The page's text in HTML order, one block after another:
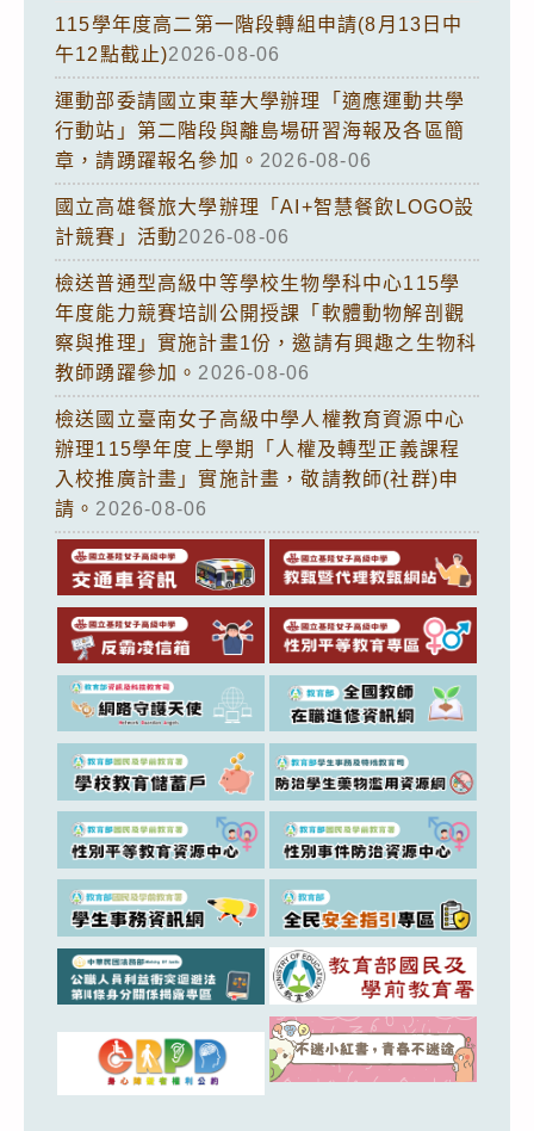
115學年度高二第一階段轉組申請(8月13日中
午12點截止)2026-08-06
運動部委請國立東華大學辦理「適應運動共學
行動站」第二階段與離島場研習海報及各區簡
章，請踴躍報名參加。 2026-08-06
國立高雄餐旅大學辦理「AI+智慧餐飲LOGO設
計競賽」活動2026-08-06
檢送普通型高級中等學校生物學科中心115學
年度能力競賽培訓公開授課「軟體動物解剖觀
察與推理」實施計畫1份，邀請有興趣之生物科
教師踴躍參加。 2026-08-06
檢送國立臺南女子高級中學人權教育資源中心
辦理115學年度上學期「人權及轉型正義課程
入校推廣計畫」實施計畫，敬請教師(社群)申
請。 2026-08-06